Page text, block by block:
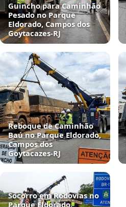
Guincho para Caminhão
Pesado no Parque
Eldorado, Campos dos
Goytacazes‑RJ
Reboque de Caminhão
Baú no Parque Eldorado,
Campos dos
Goytacazes‑RJ
Socorro em Rodovias no
Parque Eldorado,